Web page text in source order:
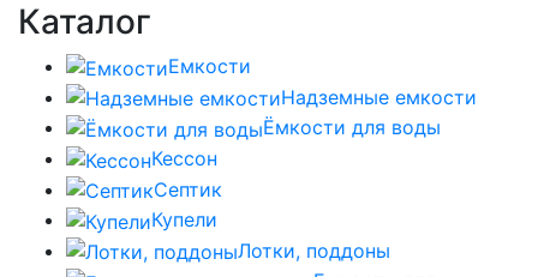
Каталог
Емкости
Надземные емкости
Ёмкости для воды
Кессон
Септик
Купели
Лотки, поддоны